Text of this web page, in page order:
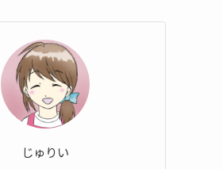
じゅりい